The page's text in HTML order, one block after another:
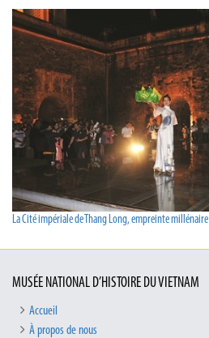
La Cité impériale de Thang Long, empreinte millénaire
MUSÉE NATIONAL D’HISTOIRE DU VIETNAM
Accueil
À propos de nous